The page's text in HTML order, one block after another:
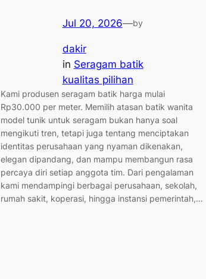
Jul 20, 2026—by
dakir
in Seragam batik
kualitas pilihan
Kami produsen seragam batik harga mulai
Rp30.000 per meter. Memilih atasan batik wanita
model tunik untuk seragam bukan hanya soal
mengikuti tren, tetapi juga tentang menciptakan
identitas perusahaan yang nyaman dikenakan,
elegan dipandang, dan mampu membangun rasa
percaya diri setiap anggota tim. Dari pengalaman
kami mendampingi berbagai perusahaan, sekolah,
rumah sakit, koperasi, hingga instansi pemerintah,…